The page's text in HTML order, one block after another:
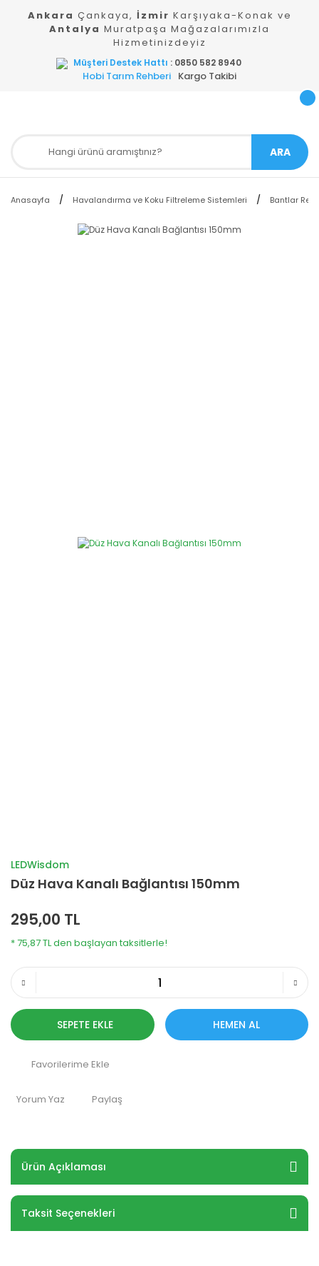
Ankara Çankaya, İzmir Karşıyaka-Konak ve
Antalya Muratpaşa Mağazalarımızla
Hizmetinizdeyiz
Müşteri Destek Hattı : 0850 582 8940
Hobi Tarım Rehberi Kargo Takibi
ARA
Anasayfa Havalandırma ve Koku Filtreleme Sistemleri Bantlar
LEDWisdom
Düz Hava Kanalı Bağlantısı 150mm
295,00 TL
* 75,87 TL den başlayan taksitlerle!
SEPETE EKLE HEMEN AL
Yorum Yaz Paylaş
Ürün Açıklaması
Taksit Seçenekleri